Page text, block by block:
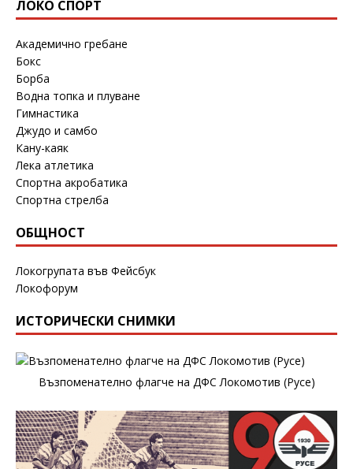
ЛОКО СПОРТ
Академично гребане
Бокс
Борба
Водна топка и плуване
Гимнастика
Джудо и самбо
Кану-каяк
Лека атлетика
Спортна акробатика
Спортна стрелба
ОБЩНОСТ
Локогрупата във Фейсбук
Локофорум
ИСТОРИЧЕСКИ СНИМКИ
Възпоменателно флагче на ДФС Локомотив (Русе)